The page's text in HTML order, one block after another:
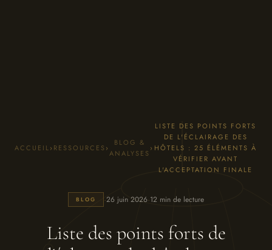
ACCUEIL› RESSOURCES›
BLOG &
ANALYSES
›
LISTE DES POINTS FORTS
DE L'ÉCLAIRAGE DES
HÔTELS : 25 ÉLÉMENTS À
VÉRIFIER AVANT
L'ACCEPTATION FINALE
BLOG ·26 juin 2026·12 min de lecture
Liste des points forts de